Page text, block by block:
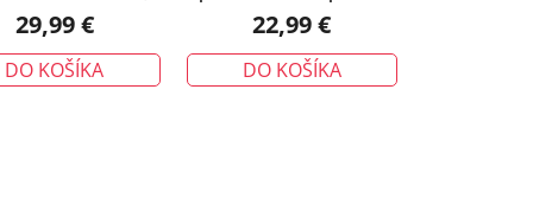
voči vode, khaki
29,99 €
DO KOŠÍKA
s reflexným prúžkom, zelená
22,99 €
DO KOŠÍKA